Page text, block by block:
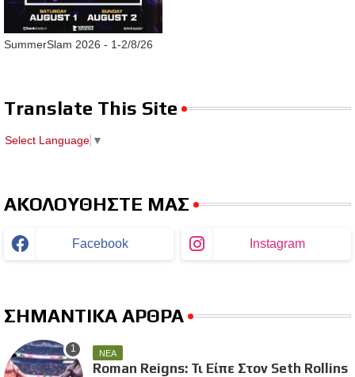
SummerSlam 2026 - 1-2/8/26
Translate This Site
Select Language ▼
ΑΚΟΛΟΥΘΗΣΤΕ ΜΑΣ
Facebook Instagram
ΣΗΜΑΝΤΙΚΑ ΑΡΘΡΑ
ΝΕΑ
Roman Reigns: Τι Είπε Στον Seth Rollins